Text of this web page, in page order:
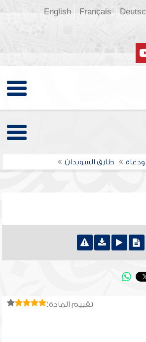
Français
English
ودعاة طارق السويدان
تقييم المادة: